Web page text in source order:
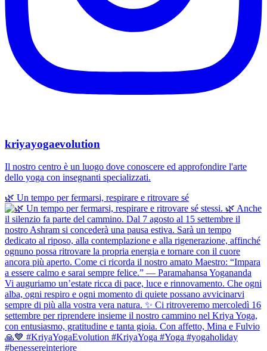
kriyayogaevolution
Il nostro centro è un luogo dove conoscere ed approfondire l'arte
dello yoga con insegnanti specializzati.
🌿 Un tempo per fermarsi, respirare e ritrovare sé